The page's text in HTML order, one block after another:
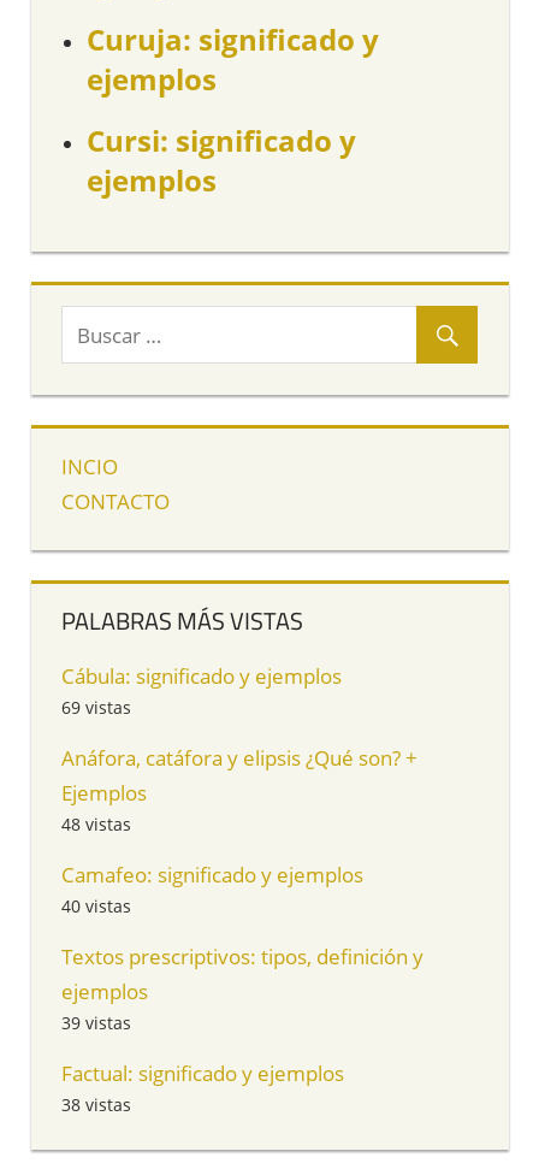
Curuja: significado y
ejemplos
Cursi: significado y
ejemplos
INCIO
CONTACTO
PALABRAS MÁS VISTAS
Cábula: significado y ejemplos
69 vistas
Anáfora, catáfora y elipsis ¿Qué son? +
Ejemplos
48 vistas
Camafeo: significado y ejemplos
40 vistas
Textos prescriptivos: tipos, definición y
ejemplos
39 vistas
Factual: significado y ejemplos
38 vistas